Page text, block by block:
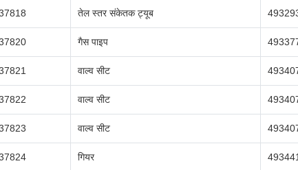
तेल स्तर संकेतक ट्यूब
गैस पाइप
वाल्व सीट
वाल्व सीट
वाल्व सीट
गियर